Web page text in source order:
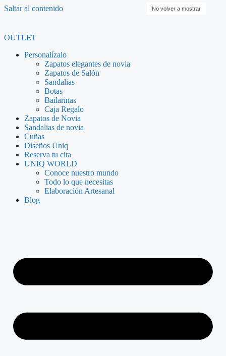
Saltar al contenido
OUTLET
Personalízalo
Zapatos elegantes de novia
Zapatos de Salón
Sandalias
Botas
Bailarinas
Caja Regalo
Zapatos de Novia
Sandalias de novia
Cuñas
Diseños Uniq
Reserva tu cita
UNIQ WORLD
Conoce nuestro mundo
Todo lo que necesitas
Elaboración Artesanal
Blog
No volver a mostrar